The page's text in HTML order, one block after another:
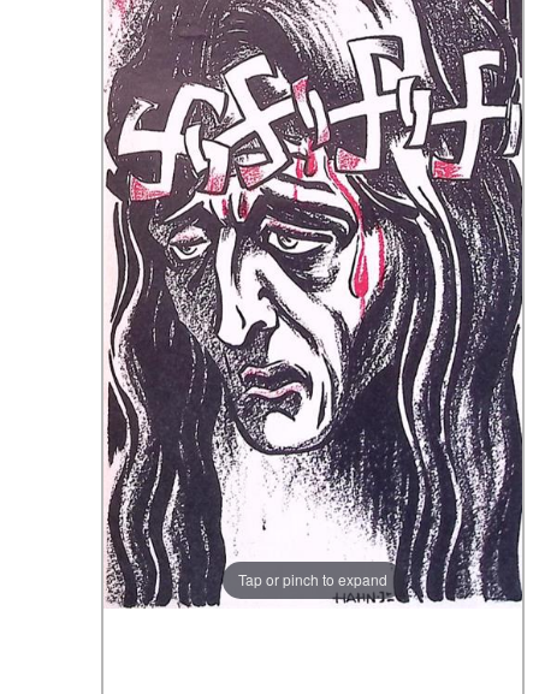
Tap or pinch to expand